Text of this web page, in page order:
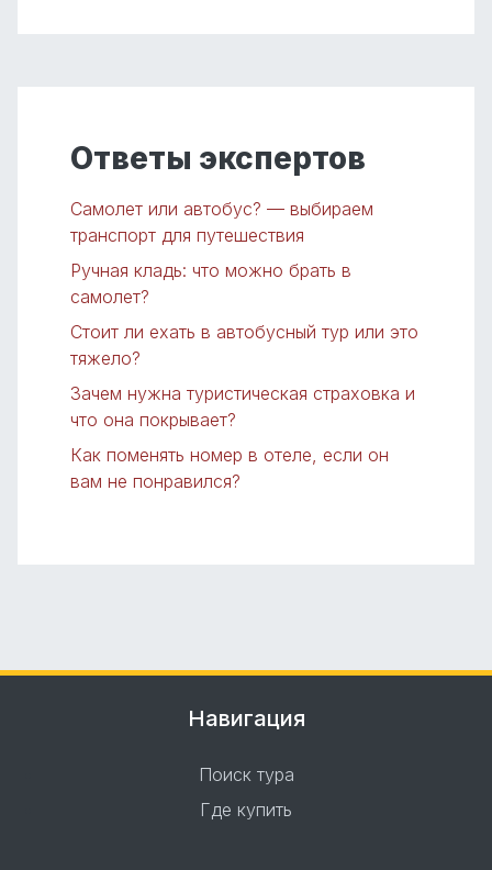
Ответы экспертов
Самолет или автобус? — выбираем
транспорт для путешествия
Ручная кладь: что можно брать в
самолет?
Стоит ли ехать в автобусный тур или это
тяжело?
Зачем нужна туристическая страховка и
что она покрывает?
Как поменять номер в отеле, если он
вам не понравился?
Навигация
Поиск тура
Где купить